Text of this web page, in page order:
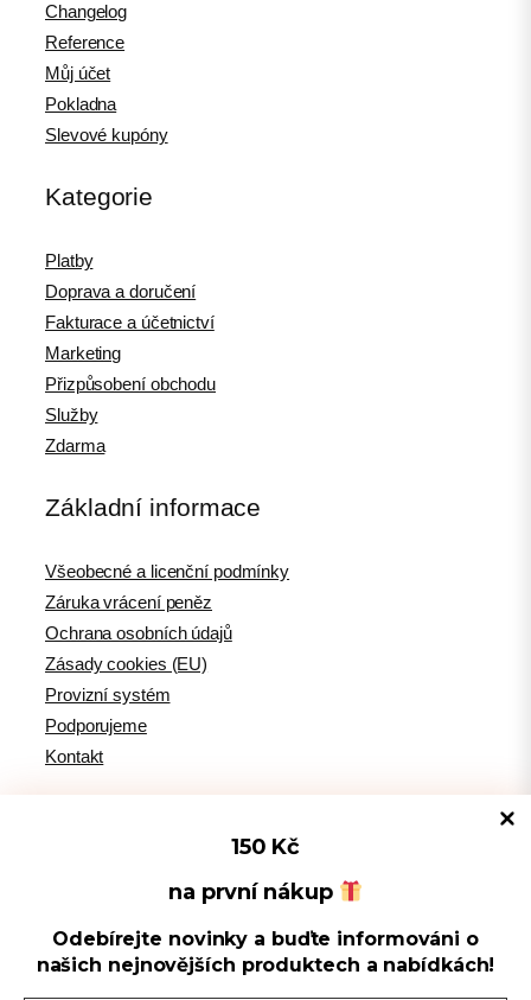
Spravovat souhlas s cookies
Changelog
Reference
Můj účet
Pokladna
Slevové kupóny
Kategorie
Platby
Doprava a doručení
Fakturace a účetnictví
Marketing
Přizpůsobení obchodu
Služby
Zdarma
Základní informace
Všeobecné a licenční podmínky
Záruka vrácení peněz
Ochrana osobních údajů
Zásady cookies (EU)
Provizní systém
Podporujeme
Kontakt
Tipy pro WordPress
WPlama.cz: WordPress návody
150 Kč
na první nákup
Odebírejte novinky a buďte informováni o
našich nejnovějších produktech a nabídkách!